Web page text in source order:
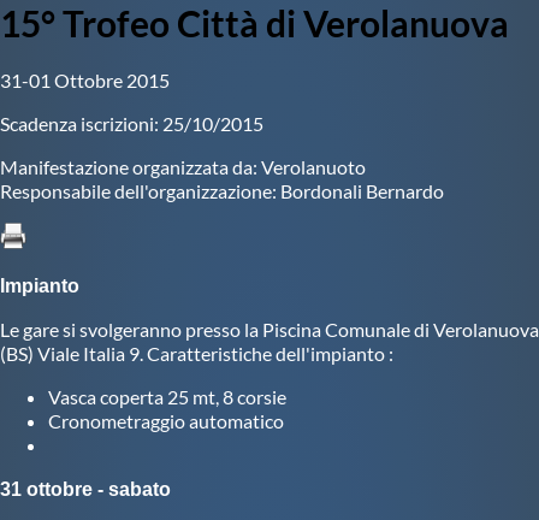
Tuffi
Fondo
Master
Formazione
GUG
15° Trofeo Città di Verolanuova
31-01 Ottobre 2015
Scadenza iscrizioni: 25/10/2015
Manifestazione organizzata da: Verolanuoto
Responsabile dell'organizzazione: Bordonali Bernardo
Impianto
Le gare si svolgeranno presso la Piscina Comunale di Verolanuova
(BS) Viale Italia 9. Caratteristiche dell'impianto :
Vasca coperta 25 mt, 8 corsie
Cronometraggio automatico
31 ottobre - sabato